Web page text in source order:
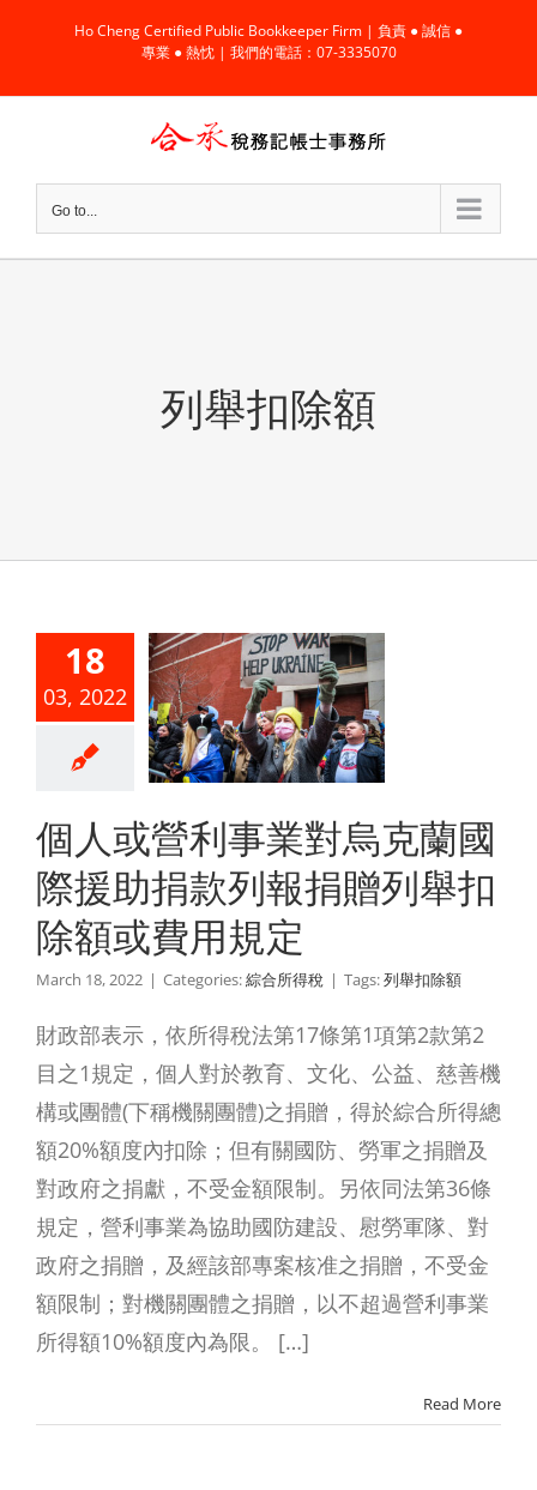
content
Ho Cheng Certified Public Bookkeeper Firm | 負責 ● 誠信 ●
專業 ● 熱忱 | 我們的電話：07-3335070
Go to...
列舉扣除額
18
03, 2022
對烏克
際援助
列報捐
扣除
費用規
定
合所得稅
個人或營利事業對烏克蘭國
際援助捐款列報捐贈列舉扣
除額或費用規定
March 18, 2022 | Categories:綜合所得稅 | Tags:列舉扣除額
財政部表示，依所得稅法第17條第1項第2款第2
目之1規定，個人對於教育、文化、公益、慈善機
構或團體(下稱機關團體)之捐贈，得於綜合所得總
額20%額度內扣除；但有關國防、勞軍之捐贈及
對政府之捐獻，不受金額限制。另依同法第36條
規定，營利事業為協助國防建設、慰勞軍隊、對
政府之捐贈，及經該部專案核准之捐贈，不受金
額限制；對機關團體之捐贈，以不超過營利事業
所得額10%額度內為限。 […]
Read More